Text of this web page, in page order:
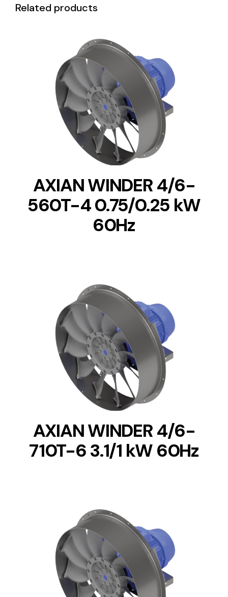
Related products
DETAILS
AXIAN WINDER 4/6-
560T-4 0.75/0.25 kW
60Hz
DETAILS
AXIAN WINDER 4/6-
710T-6 3.1/1 kW 60Hz
DETAILS